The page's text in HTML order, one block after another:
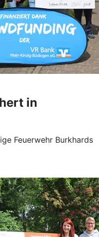
in
Feuerwehr Burkhards